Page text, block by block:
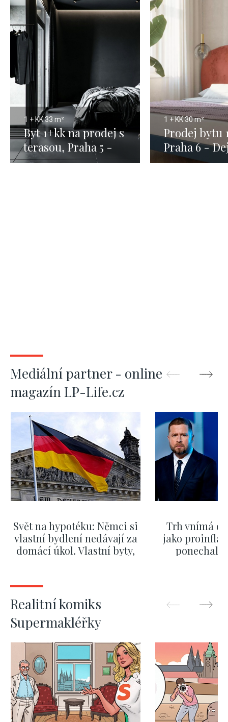
1 + KK33 m²
Byt 1+kk na prodej s
terasou, Praha 5 -
33m
1 + KK30 m²
Prodej bytu
Praha 6 -
30m
Mediální partner - online
magazín LP-Life.cz
Svět na hypotéku: Němci si
vlastní bydlení nedávají za
domácí úkol. Vlastní byty,
Trh vnímá
jako
ponechali
Realitní komiks
Supermakléřky